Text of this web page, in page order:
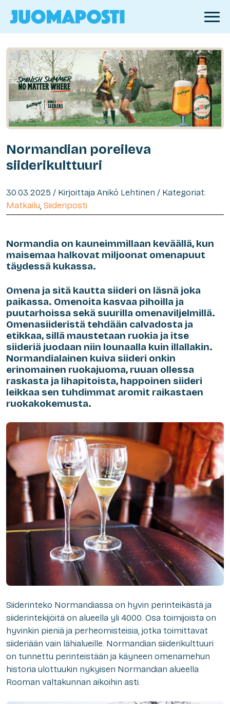
Normandian poreileva
siiderikulttuuri
30.03.2025 / Kirjoittaja Anikó Lehtinen / Kategoriat:
Matkailu, Siideriposti
Normandia on kauneimmillaan keväällä, kun
maisemaa halkovat miljoonat omenapuut
täydessä kukassa.
Omena ja sitä kautta siideri on läsnä joka
paikassa. Omenoita kasvaa pihoilla ja
puutarhoissa sekä suurilla omenaviljelmillä.
Omenasiideristä tehdään calvadosta ja
etikkaa, sillä maustetaan ruokia ja itse
siideriä juodaan niin lounaalla kuin illallakin.
Normandialainen kuiva siideri onkin
erinomainen ruokajuoma, ruuan ollessa
raskasta ja lihapitoista, happoinen siideri
leikkaa sen tuhdimmat aromit raikastaen
ruokakokemusta.
Siiderinteko Normandiassa on hyvin perinteikästä ja
siiderintekijöitä on alueella yli 4000. Osa toimijoista on
hyvinkin pieniä ja perheomisteisia, jotka toimittavat
siideriään vain lähialueille. Normandian siiderikulttuuri
on tunnettu perinteistään ja käyneen omenamehun
historia ulottuukin nykyisen Normandian alueella
Rooman valtakunnan aikoihin asti.